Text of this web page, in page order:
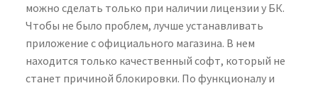
можно сделать только при наличии лицензии у БК.
Чтобы не было проблем, лучше устанавливать
приложение с официального магазина. В нем
находится только качественный софт, который не
станет причиной блокировки. По функционалу и